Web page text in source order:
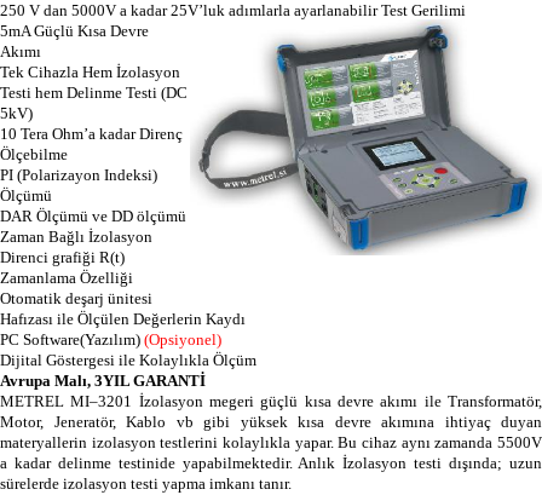
250 V dan 5000V a kadar 25V’luk adımlarla ayarlanabilir Test Gerilimi
5mA Güçlü Kısa Devre
Akımı
Tek Cihazla Hem İzolasyon
Testi hem Delinme Testi (DC
5kV)
10 Tera Ohm’a kadar Direnç
Ölçebilme
PI (Polarizayon Indeksi)
Ölçümü
DAR Ölçümü ve DD ölçümü
Zaman Bağlı İzolasyon
Direnci grafiği R(t)
Zamanlama Özelliği
Otomatik deşarj ünitesi
Hafızası ile Ölçülen Değerlerin Kaydı
PC Software(Yazılım) (Opsiyonel)
Dijital Göstergesi ile Kolaylıkla Ölçüm
Avrupa Malı, 3YIL GARANTİ
METREL MI–3201 İzolasyon megeri güçlü kısa devre akımı ile Transformatör,
Motor, Jeneratör, Kablo vb gibi yüksek kısa devre akımına ihtiyaç duyan
materyallerin izolasyon testlerini kolaylıkla yapar. Bu cihaz aynı zamanda 5500V
a kadar delinme testinide yapabilmektedir. Anlık İzolasyon testi dışında; uzun
sürelerde izolasyon testi yapma imkanı tanır.